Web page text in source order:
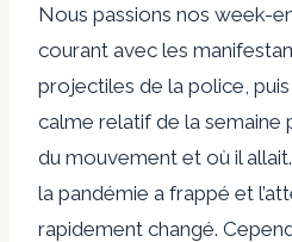
Nous passions nos week-
courant avec les
projectiles de la police, puis
calme relatif de la semaine
du mouvement et où il allait.
la pandémie a frappé et
rapidement changé.